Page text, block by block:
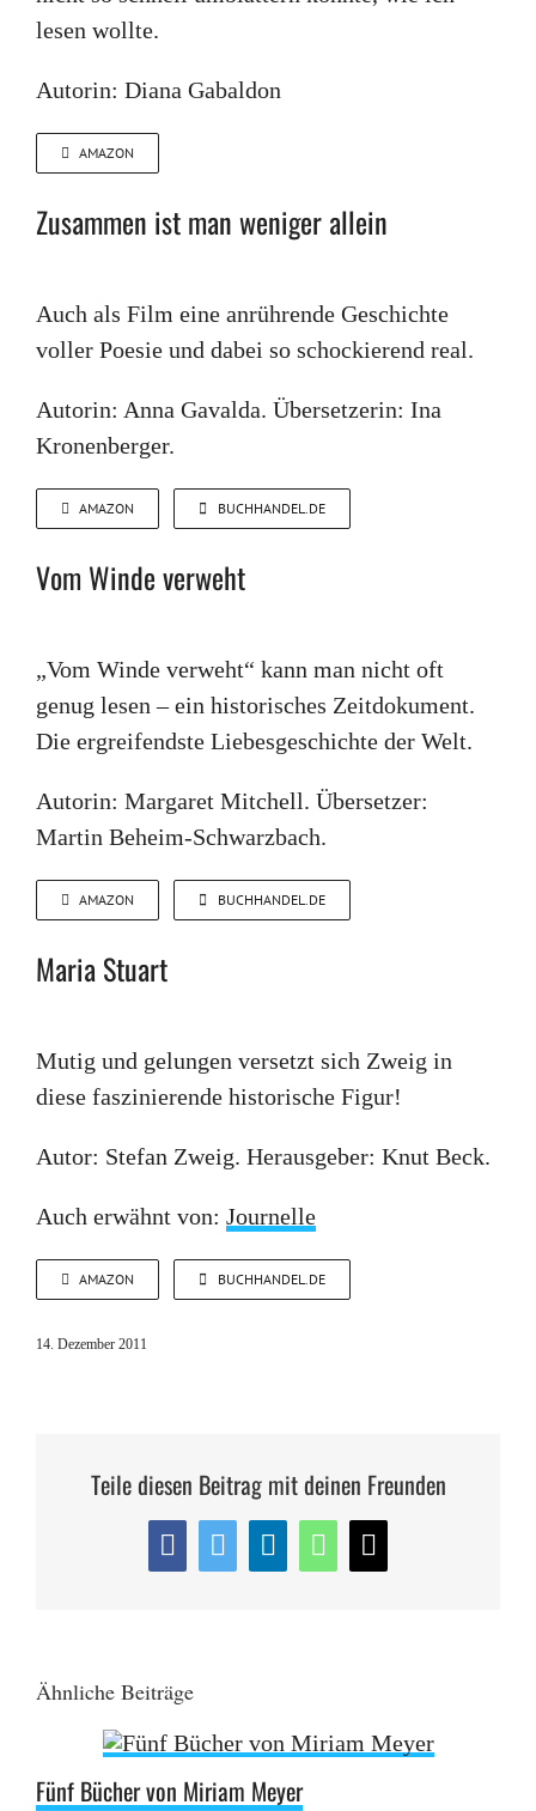
lesen wollte.
Autorin: Diana Gabaldon
AMAZON
Zusammen ist man weniger allein
Auch als Film eine anrührende Geschichte
voller Poesie und dabei so schockierend real.
Autorin: Anna Gavalda. Übersetzerin: Ina
Kronenberger.
AMAZON BUCHHANDEL.DE
Vom Winde verweht
„Vom Winde verweht“ kann man nicht oft
genug lesen – ein historisches Zeitdokument.
Die ergreifendste Liebesgeschichte der Welt.
Autorin: Margaret Mitchell. Übersetzer:
Martin Beheim-Schwarzbach.
AMAZON BUCHHANDEL.DE
Maria Stuart
Mutig und gelungen versetzt sich Zweig in
diese faszinierende historische Figur!
Autor: Stefan Zweig. Herausgeber: Knut Beck.
Auch erwähnt von: Journelle
AMAZON BUCHHANDEL.DE
14. Dezember 2011
Teile diesen Beitrag mit deinen Freunden
Facebook
TwitterLinkedIn
WhatsApp
E-
Ähnliche Beiträge
Fünf Bücher von Miriam Meyer